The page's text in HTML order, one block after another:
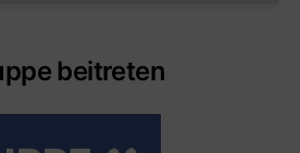
beitreten